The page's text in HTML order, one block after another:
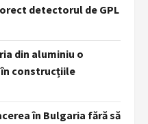
detectorul de GPL
din aluminiu o
în construcțiile
în Bulgaria fără să